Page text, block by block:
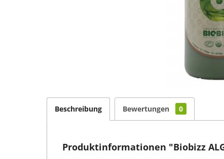
Beschreibung Bewertungen 0
Produktinformationen "Biobizz